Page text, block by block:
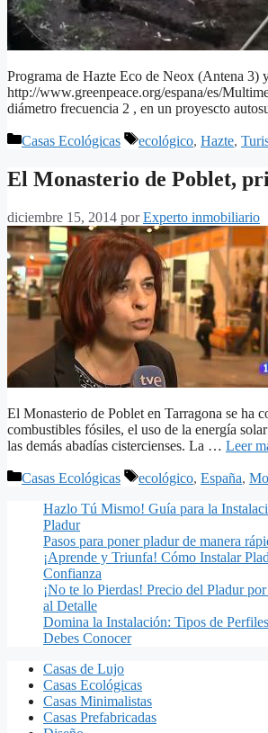
Programa de Hazte Eco de Neox (Antena 3)
http://www.greenpeace.org/espana/es/
diámetro frecuencia 2 , en un proyescto
Categorías
Casas Ecológicas Etiquetas
ecológico, Hazte,
El Monasterio de Poblet,
diciembre 15, 2014 porExperto inmobiliario
El Monasterio de Poblet en Tarragona se ha
combustibles fósiles, el uso de la energía
las demás abadías cistercienses. La … Leer
Categorías
Casas Ecológicas Etiquetas
ecológico, España,
Hazlo Tú Mismo! Guía para la
Pladur
Pasos para poner pladur de manera
¡Aprende y Triunfa! Cómo Instalar
Confianza
¡No te lo Pierdas! Precio del Pladur
al Detalle
Domina la Instalación: Tipos de
Debes Conocer
Casas de Lujo
Casas Ecológicas
Casas Minimalistas
Casas Prefabricadas